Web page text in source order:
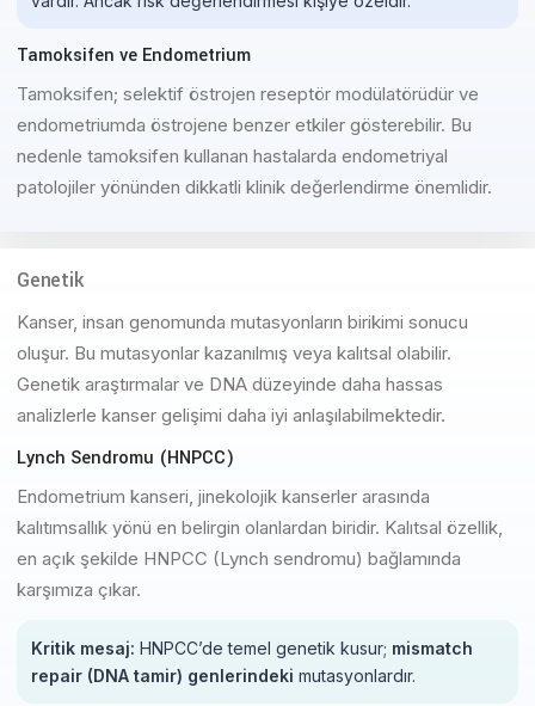
Tamoksifen ve Endometrium
Tamoksifen; selektif östrojen reseptör modülatörüdür ve
endometriumda östrojene benzer etkiler gösterebilir. Bu
nedenle tamoksifen kullanan hastalarda endometriyal
patolojiler yönünden dikkatli klinik değerlendirme önemlidir.
Genetik
Kanser, insan genomunda mutasyonların birikimi sonucu
oluşur. Bu mutasyonlar kazanılmış veya kalıtsal olabilir.
Genetik araştırmalar ve DNA düzeyinde daha hassas
analizlerle kanser gelişimi daha iyi anlaşılabilmektedir.
Lynch Sendromu (HNPCC)
Endometrium kanseri, jinekolojik kanserler arasında
kalıtımsallık yönü en belirgin olanlardan biridir. Kalıtsal özellik,
en açık şekilde HNPCC (Lynch sendromu) bağlamında
karşımıza çıkar.
Kritik mesaj: HNPCC’de temel genetik kusur; mismatch
repair (DNA tamir) genlerindeki mutasyonlardır.